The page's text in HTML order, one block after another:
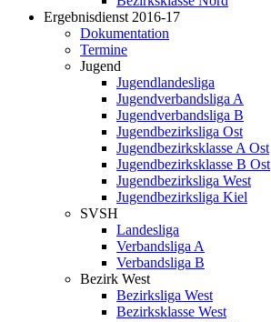
Ergebnisdienst 2016-17
Dokumentation
Termine
Jugend
Jugendlandesliga
Jugendverbandsliga A
Jugendverbandsliga B
Jugendbezirksliga Ost
Jugendbezirksklasse A Ost
Jugendbezirksklasse B Ost
Jugendbezirksliga West
Jugendbezirksliga Kiel
SVSH
Landesliga
Verbandsliga A
Verbandsliga B
Bezirk West
Bezirksliga West
Bezirksklasse West